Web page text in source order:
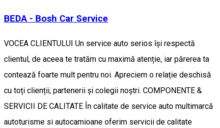
BEDA - Bosh Car Service
VOCEA CLIENTULUI Un service auto serios își respectă
clientul, de aceea te tratăm cu maximă atenție, iar părerea ta
contează foarte mult pentru noi. Apreciem o relație deschisă
cu toți clienții, partenerii și colegii noștri. COMPONENTE &
SERVICII DE CALITATE În calitate de service auto multimarcă
autoturisme si autocamioane oferim servicii de calitate